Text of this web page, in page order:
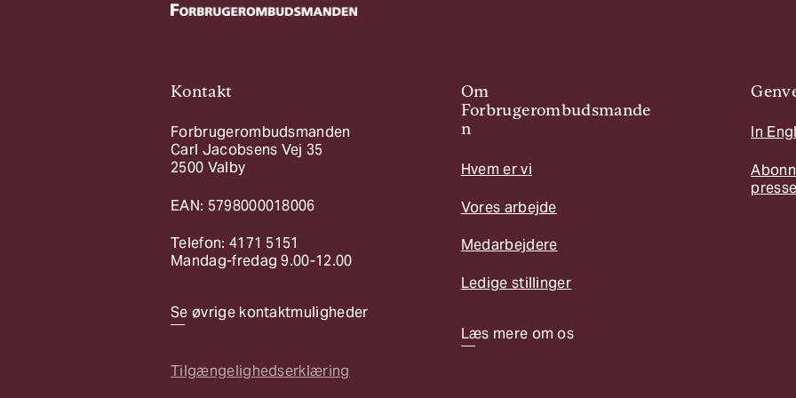
Kontakt
Forbrugerombudsmanden
Carl Jacobsens Vej 35
2500 Valby
EAN: 5798000018006
Telefon: 4171 5151
Mandag-fredag 9.00-12.00
Se øvrige kontaktmuligheder
Tilgængelighedserklæring
Om
Forbrugerombudsmande
n
Hvem er vi
Vores arbejde
Medarbejdere
Ledige stillinger
Læs mere om os
In